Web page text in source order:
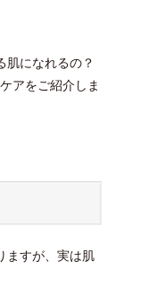
になれるの？
アをご紹介しま
ますが、実は肌